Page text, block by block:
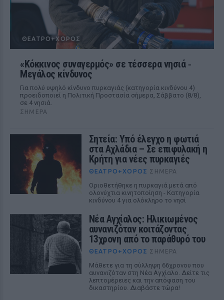
ΘΈΑΤΡΟ+ΧΟΡΌΣ
«Κόκκινος συναγερμός» σε τέσσερα νησιά ‑
Μεγάλος κίνδυνος
Για πολύ υψηλό κίνδυνο πυρκαγιάς (κατηγορία κινδύνου 4)
προειδοποιεί η Πολιτική Προστασία σήμερα, Σάββατο (8/8),
σε 4 νησιά.
ΣΉΜΕΡΑ
Σητεία: Υπό έλεγχο η φωτιά
στα Αχλάδια – Σε επιφυλακή η
Κρήτη για νέες πυρκαγιές
ΘΈΑΤΡΟ+ΧΟΡΌΣ ΣΉΜΕΡΑ
Οριοθετήθηκε η πυρκαγιά μετά από
ολονύχτια κινητοποίηση - Κατηγορία
κινδύνου 4 για ολόκληρο το νησί
Νέα Αγχίαλος: Ηλικιωμένος
αυνανιζόταν κοιτάζοντας
13χρονη από το παράθυρό του
ΘΈΑΤΡΟ+ΧΟΡΌΣ ΣΉΜΕΡΑ
Μάθετε για τη σύλληψη 66χρονου που
αυνανιζόταν στη Νέα Αγχίαλο. Δείτε τις
λεπτομέρειες και την απόφαση του
δικαστηρίου. Διαβάστε τώρα!